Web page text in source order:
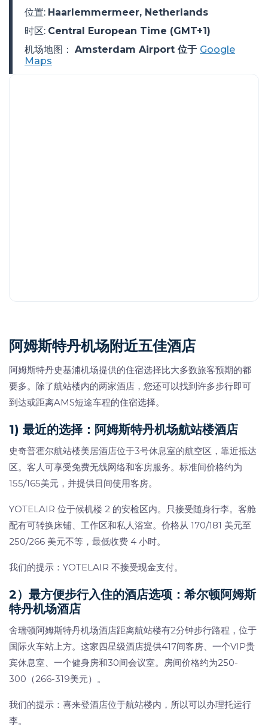
阿姆斯特丹机场附近五佳酒店
阿姆斯特丹史基浦机场提供的住宿选择比大多数旅客预期的都
要多。除了航站楼内的两家酒店，您还可以找到许多步行即可
到达或距离AMS短途车程的住宿选择。
1) 最近的选择：阿姆斯特丹机场航站楼酒店
史奇普霍尔航站楼美居酒店位于3号休息室的航空区，靠近抵达
区。客人可享受免费无线网络和客房服务。标准间价格约为
155/165美元，并提供日间使用客房。
YOTELAIR 位于候机楼 2 的安检区内。只接受随身行李。客舱
配有可转换床铺、工作区和私人浴室。价格从 170/181 美元至
250/266 美元不等，最低收费 4 小时。
我们的提示：YOTELAIR 不接受现金支付。
2）最方便步行入住的酒店选项：希尔顿阿姆斯
特丹机场酒店
舍瑞顿阿姆斯特丹机场酒店距离航站楼有2分钟步行路程，位于
国际火车站上方。这家四星级酒店提供417间客房、一个VIP贵
宾休息室、一个健身房和30间会议室。房间价格约为250-
300（266-319美元）。
我们的提示：喜来登酒店位于航站楼内，所以可以办理托运行
李。
位置: Haarlemmermeer, Netherlands
时区: Central European Time (GMT+1)
机场地图： Amsterdam Airport 位于 Google
Maps